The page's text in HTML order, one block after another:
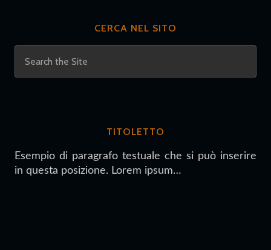
CERCA NEL SITO
TITOLETTO
Esempio di paragrafo testuale che si può inserire
in questa posizione. Lorem ipsum…